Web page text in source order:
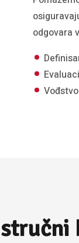
odgovara